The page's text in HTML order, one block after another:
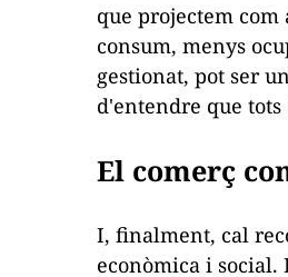
que projectem
consum, menys
gestionat, pot ser
d'entendre que
El comerç
I, finalment, cal
econòmica i social.